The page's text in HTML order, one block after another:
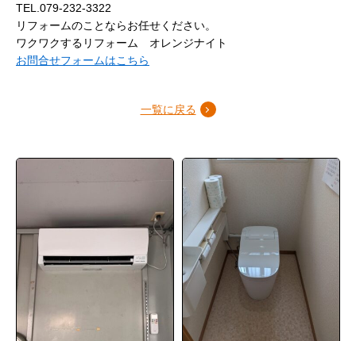
TEL.079-232-3322
リフォームのことならお任せください。
ワクワクするリフォーム オレンジナイト
お問合せフォームはこちら
一覧に戻る